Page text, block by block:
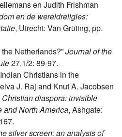
en Judith Frishman
en de wereldreligies:
, Utrecht: Van Grüting, pp.
Netherlands?”Journal of the
27,1/2: 89-97.
Christians in the
J. Raj and Knut A. Jacobsen
diaspora: invisible
and North America, Ashgate:
silver screen: an analysis of